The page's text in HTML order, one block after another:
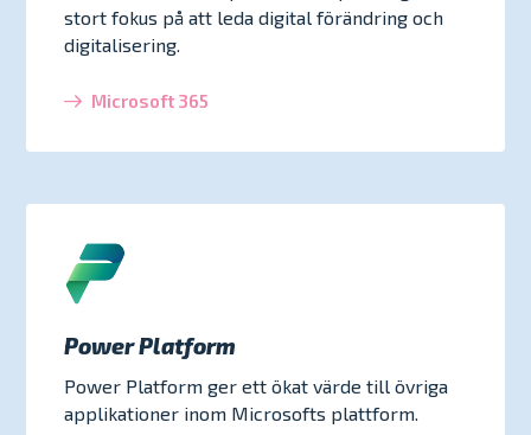
stort fokus på att leda digital förändring och
digitalisering.
Microsoft 365
Power Platform
Power Platform ger ett ökat värde till övriga
applikationer inom Microsofts plattform.